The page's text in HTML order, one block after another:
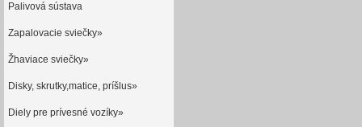
Palivová sústava
Zapalovacie sviečky»
Žhaviace sviečky»
Disky, skrutky,matice, príšlus»
Diely pre prívesné vozíky»